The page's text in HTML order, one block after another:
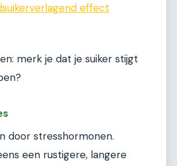
effect
merk je dat je suiker stijgt
door stresshormonen.
een rustigere, langere